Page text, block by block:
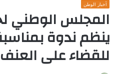
أخبار الوطن
المجلس الوطني
ينظم ندوة
للقضاء على